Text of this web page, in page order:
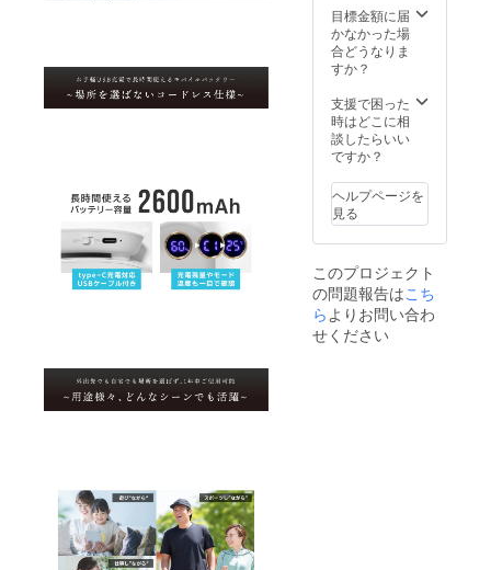
合がご
ざいま
す。 ※
を頂け
たこと
によ
り、量
を整え
ること
ができ
たまし
正規販
売価格
が販売
予定価
格より
語）×2
※仕様・
デザイ
ンにつ
告なく
変更に
なる場
合がご
す。 ※
皆様の
ご支援
を頂け
によ
り、量
産体制
を整え
ること
目標金額に届
かなかった場
合どうなりま
すか？
支援で困った
時はどこに相
談したらいい
ですか？
ヘルプページを
見る
このプロジェクト
の問題報告はこち
ら よりお問い合わ
せください